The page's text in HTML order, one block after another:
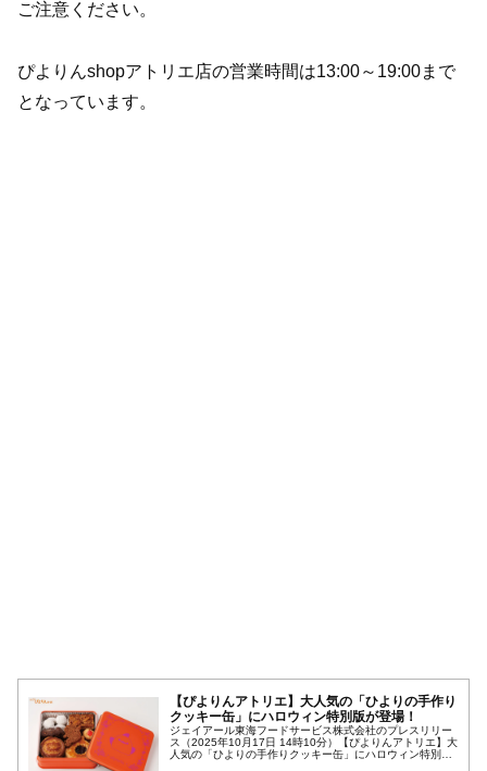
ご注意ください。
ぴよりんshopアトリエ店の営業時間は13:00～19:00まで
となっています。
【ぴよりんアトリエ】大人気の「ひよりの手作り
クッキー缶」にハロウィン特別版が登場！
ジェイアール東海フードサービス株式会社のプレスリリー
ス（2025年10月17日 14時10分）【ぴよりんアトリエ】大
人気の「ひよりの手作りクッキー缶」にハロウィン特別版